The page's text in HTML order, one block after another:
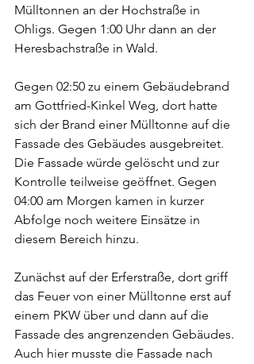
Mülltonnen an der Hochstraße in
Ohligs. Gegen 1:00 Uhr dann an der
Heresbachstraße in Wald.
Gegen 02:50 zu einem Gebäudebrand
am Gottfried-Kinkel Weg, dort hatte
sich der Brand einer Mülltonne auf die
Fassade des Gebäudes ausgebreitet.
Die Fassade würde gelöscht und zur
Kontrolle teilweise geöffnet. Gegen
04:00 am Morgen kamen in kurzer
Abfolge noch weitere Einsätze in
diesem Bereich hinzu.
Zunächst auf der Erferstraße, dort griff
das Feuer von einer Mülltonne erst auf
einem PKW über und dann auf die
Fassade des angrenzenden Gebäudes.
Auch hier musste die Fassade nach